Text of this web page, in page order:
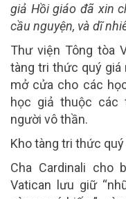
giả Hồi giáo đã xin
cầu nguyện, và dĩ
Thư viện Tông tòa
tàng tri thức quý giá
mở cửa cho các
học giả thuộc các
người vô thần.
Kho tàng tri thức
Cha Cardinali
Vatican lưu giữ